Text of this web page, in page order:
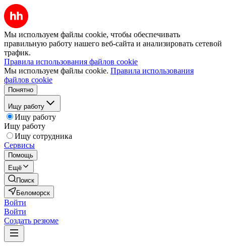
Мы используем файлы cookie, чтобы обеспечивать
правильную работу нашего веб-сайта и анализировать сетевой
трафик.
Правила использования файлов cookie
Мы используем файлы cookie. Правила использования
файлов cookie
Понятно
Ищу работу
Ищу работу
Ищу работу
Ищу сотрудника
Сервисы
Помощь
Ещё
Поиск
Беломорск
Войти
Войти
Создать резюме